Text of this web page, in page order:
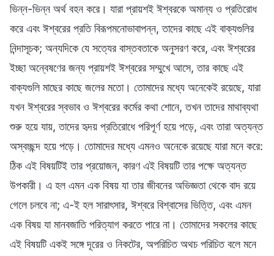
ভিন্ন-ভিন্ন অর্থ বহন করে। যারা প্রায়শই ঈশ্বরকে অমান্য ও প্রতিরোধ
করে এবং ঈশ্বরের প্রতি বিরূপমনোভাবাপন্ন, তাদের কাছে এই বাক্যগুলির
নিন্দাসূচক; অন্যদিকে যে সত্যের বাস্তবতাকে অনুসরণ করে, এবং ঈশ্বরের
ইচ্ছা অন্বেষণের জন্য প্রায়শই ঈশ্বরের সম্মুখে আসে, তার কাছে এই
বাক্যগুলি মাছের কাছে জলের মতো। তোমাদের মধ্যে অনেকেই রয়েছে, যারা
যখন ঈশ্বরের স্বভাব ও ঈশ্বরের কর্মের কথা শোনে, তখন তাদের মাথাব্যথা
শুরু হয়ে যায়, তাদের হৃদয় প্রতিরোধে পরিপূর্ণ হয়ে পড়ে, এবং তারা অত্যন্ত
অস্বচ্ছন্দ হয়ে পড়ে। তোমাদের মধ্যে এমনও অনেকে রয়েছে যারা মনে করে:
ঠিক এই বিষয়টিই তার প্রয়োজন, কারণ এই বিষয়টি তার পক্ষে অত্যন্ত
উপকারী। এ হল এমন এক বিষয় যা তার জীবনের অভিজ্ঞতা থেকে বাদ রয়ে
গেলে চলবে না; এ-ই হল সারাৎসার, ঈশ্বরে বিশ্বাসের ভিত্তি, এবং এমন
এক বিষয় যা মানবজাতি পরিত্যাগ করতে পারে না। তোমাদের সকলের কাছে
এই বিষয়টি একই সঙ্গে দূরের ও নিকটের, অপরিচিত অথচ পরিচিত বলে মনে